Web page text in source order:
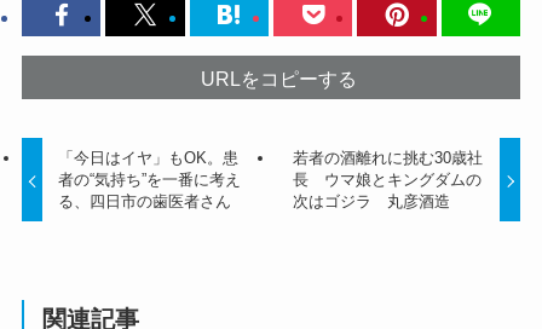
URLをコピーする
「今日はイヤ」もOK。患
者の“気持ち”を一番に考え
る、四日市の歯医者さん
若者の酒離れに挑む30歳社
長 ウマ娘とキングダムの
次はゴジラ 丸彦酒造
関連記事